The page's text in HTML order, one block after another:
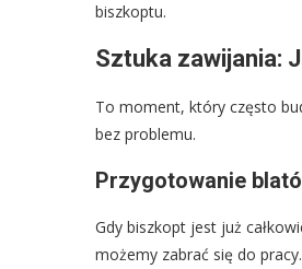
biszkoptu.
Sztuka zawijania:
To moment, który często
bez problemu.
Przygotowanie
Gdy biszkopt jest już
możemy zabrać się do